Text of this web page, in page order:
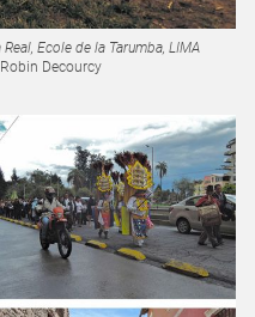
Ecole de la Tarumba, LIMA
Decourcy